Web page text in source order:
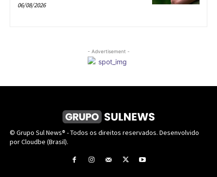
06/08/2026
- Advertisement -
© Grupo Sul News® - Todos os direitos reservados. Desenvolvido
por Cloudbe (Brasil).